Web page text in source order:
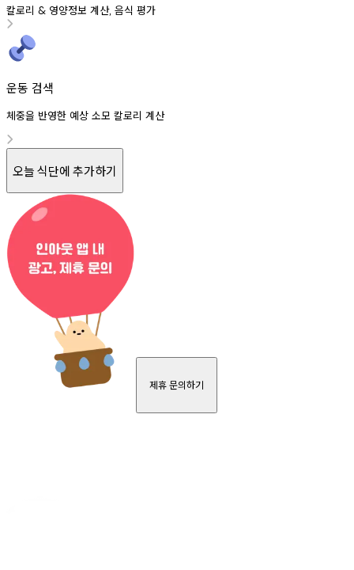
칼로리 & 영양정보 계산, 음식 평가
운동 검색
체중을 반영한 예상 소모 칼로리 계산
오늘 식단에 추가하기
제휴 문의하기